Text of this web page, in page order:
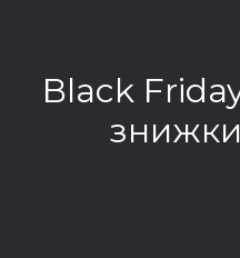
Black